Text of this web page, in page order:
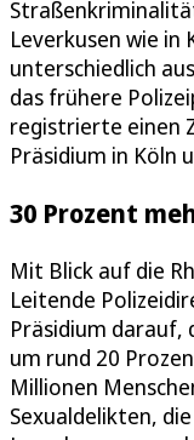
Leverkusen wie in
unterschiedlich
das frühere
registrierte einen
Präsidium in Köln
30 Prozent
Mit Blick auf die
Leitende
Präsidium darauf,
um rund 20
Millionen
Sexualdelikten,